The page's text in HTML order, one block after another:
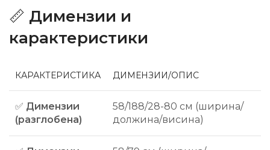
📏 Димензии и
карактеристики
КАРАКТЕРИСТИКА ДИМЕНЗИИ/ОПИС
✅ Димензии
(разглобена)
58/188/28-80 см (ширина/
должина/висина)